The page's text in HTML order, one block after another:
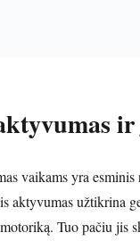
vaikams yra
aktyvumas užtikrina
Tuo pačiu jis